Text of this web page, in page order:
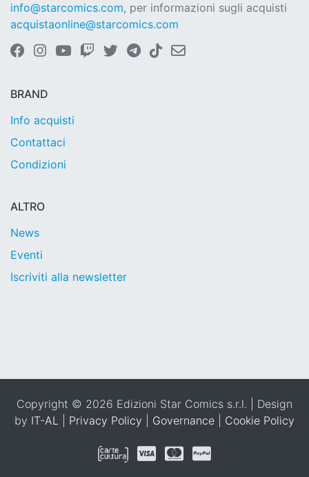
info@starcomics.com, per informazioni sugli acquisti
acquistaonline@starcomics.com
BRAND
Info acquisti
Contattaci
Condizioni
ALTRO
News
Eventi
Iscriviti alla newsletter
Copyright © 2026 Edizioni Star Comics s.r.l. | Design
by IT-AL Privacy Policy Governance Cookie Policy